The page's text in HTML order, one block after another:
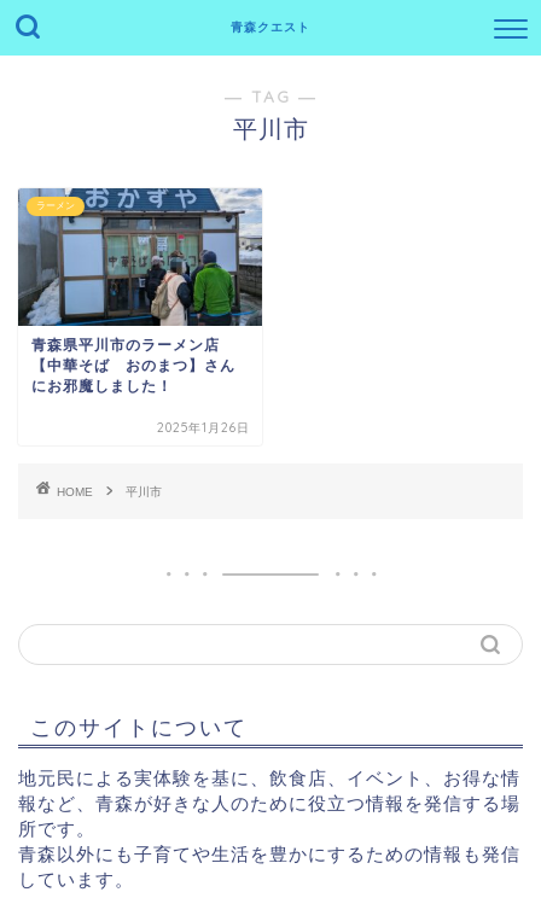
青森クエスト
― TAG ―
平川市
ラーメン
青森県平川市のラーメン店
【中華そば おのまつ】さん
にお邪魔しました！
2025年1月26日
HOME 平川市
このサイトについて
地元民による実体験を基に、飲食店、イベント、お得な情
報など、青森が好きな人のために役立つ情報を発信する場
所です。
青森以外にも子育てや生活を豊かにするための情報も発信
しています。